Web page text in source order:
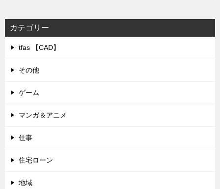
カテゴリー
tfas 【CAD】
その他
ゲーム
マンガ＆アニメ
仕事
住宅ローン
地域